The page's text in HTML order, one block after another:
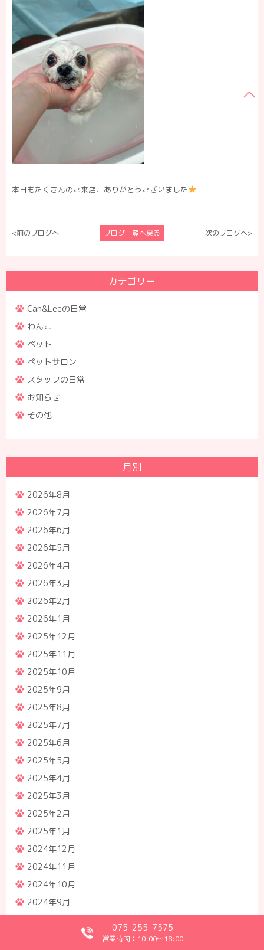
本日もたくさんのご来店、ありがとうございました
<前のブログへ ブログ一覧へ戻る 次のブログへ>
カテゴリー
Can&Leeの日常
わんこ
ペット
ペットサロン
スタッフの日常
お知らせ
その他
月別
2026年8月
2026年7月
2026年6月
2026年5月
2026年4月
2026年3月
2026年2月
2026年1月
2025年12月
2025年11月
2025年10月
2025年9月
2025年8月
2025年7月
2025年6月
2025年5月
2025年4月
2025年3月
2025年2月
2025年1月
2024年12月
2024年11月
2024年10月
2024年9月
075-255-7575
営業時間：10:00～18:00